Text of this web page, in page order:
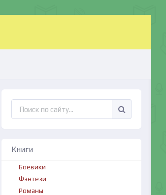
Книги
Боевики
Фэнтези
Романы